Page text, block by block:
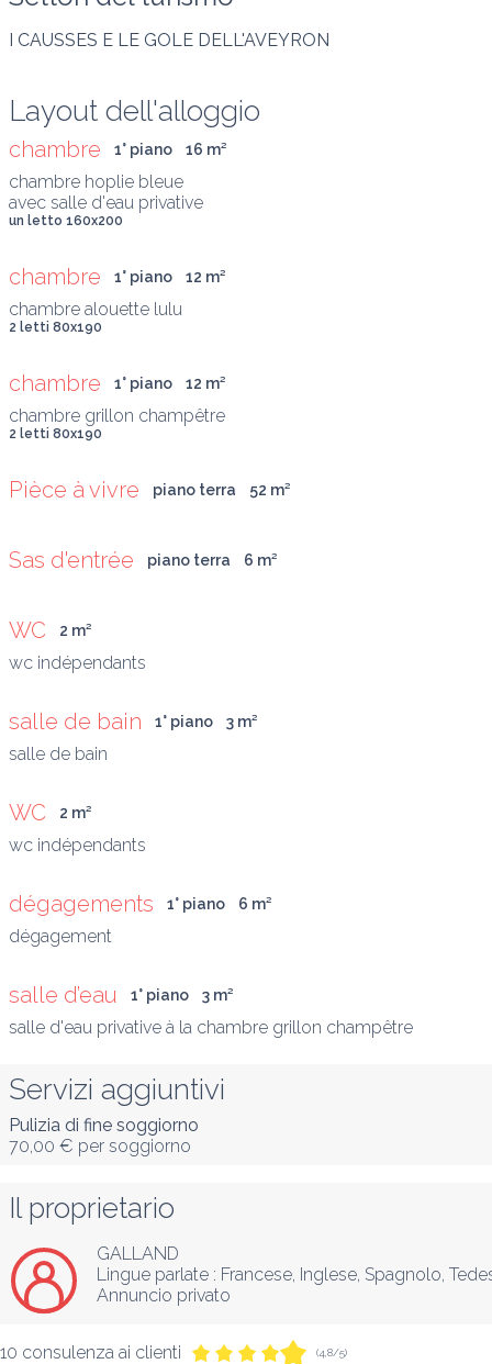
I CAUSSES E LE GOLE DELL'AVEYRON
Layout dell'alloggio
chambre 1° piano 16 m²
chambre hoplie bleue
avec salle d'eau privative
un letto 160x200
chambre 1° piano 12 m²
chambre alouette lulu
2 letti 80x190
chambre 1° piano 12 m²
chambre grillon champêtre
2 letti 80x190
Pièce à vivre piano terra 52 m²
Sas d'entrée piano terra 6 m²
WC 2 m²
salle de bain 1° piano 3 m²
WC 2 m²
dégagements 1° piano 6 m²
salle d’eau 1° piano 3 m²
salle d'eau privative à la chambre grillon champêtre
Servizi aggiuntivi
Pulizia di fine soggiorno
70,00 € per soggiorno
Il proprietario
GALLAND
Lingue parlate : Francese, Inglese, Spagnolo,
Annuncio privato
10 consulenza ai clienti (4,8/5)